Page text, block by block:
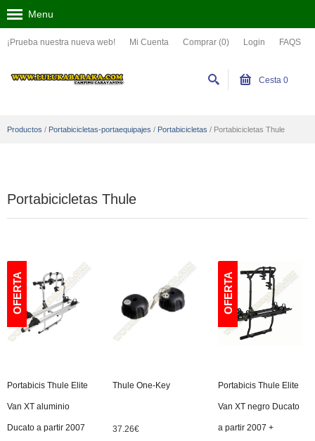
¡Prueba nuestra nueva web! Mi Cuenta Comprar (0) Login FAQS
Menu
Cesta 0
Productos / Portabicicletas-portaequipajes / Portabicicletas / Portabicicletas Thule
Portabicicletas Thule
Portabicis Thule Elite
Van XT aluminio
Ducato a partir 2007
Thule One-Key
37.26€
Portabicis Thule Elite
Van XT negro Ducato
a partir 2007 +